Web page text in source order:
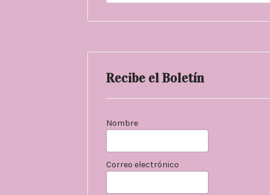
Recibe el Boletín
Nombre
Correo electrónico